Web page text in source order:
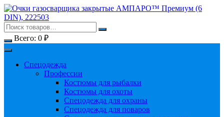
Перейти
к
содержимому
Всего: 0 ₽
Спецодежда
Профессии
Костюмы для рыбалки
Костюмы для охоты
Спецодежда для охраны
Спецодежда для поваров